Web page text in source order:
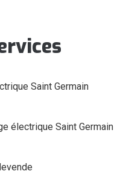
Saint Germain
électrique Saint Germain